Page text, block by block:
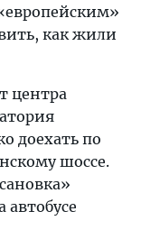
как жили
центра
доехать по
шоссе.